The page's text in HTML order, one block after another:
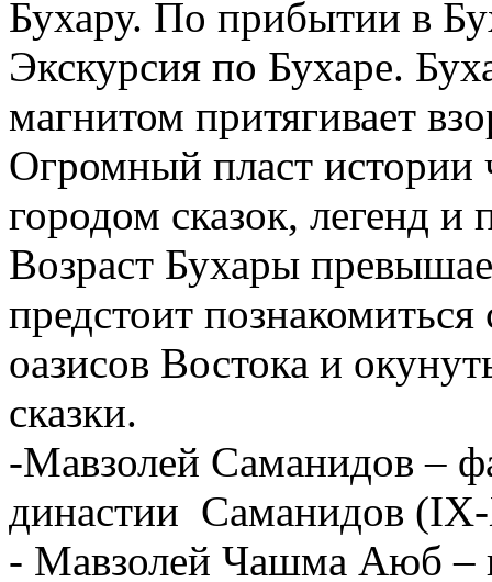
Бухару. По прибытии в
Экскурсия по Бухаре.
магнитом притягивает
Огромный пласт истории
городом сказок, легенд и
Возраст Бухары
предстоит
оазисов Востока и
сказки.
-Мавзолей Саманидов –
династии Саманидов
- Мавзолей Чашма Аюб –